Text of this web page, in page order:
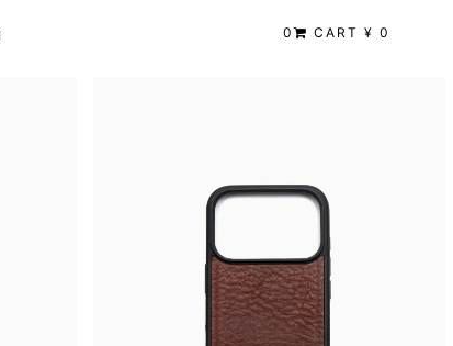
0 CART ¥ 0